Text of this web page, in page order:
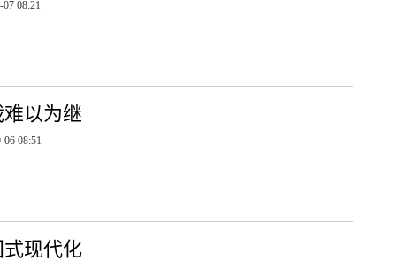
07 08:21
难以为继
06 08:51
式现代化